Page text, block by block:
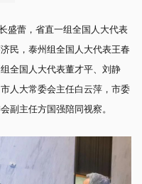
盛蕾，省直一组全国人大代表
民，泰州组全国人大代表王春
全国人大代表董才平、刘静
人大常委会主任白云萍，市委
副主任方国强陪同视察。